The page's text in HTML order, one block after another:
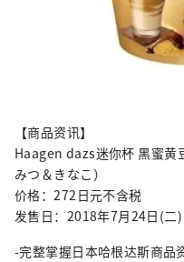
【商品资讯】
Haagen dazs迷你杯 黑蜜黄
みつ＆きなこ）
价格：272日元不含税
发售日：2018年7月24日(二)
-完整掌握日本哈根达斯商品